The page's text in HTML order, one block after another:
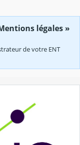
légales »
de votre ENT